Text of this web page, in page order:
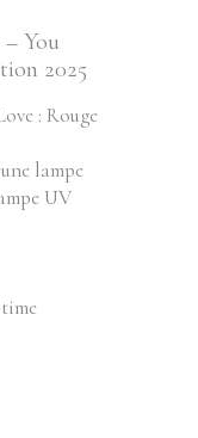
You
2025
: Rouge
lampe
UV